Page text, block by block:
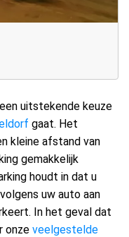
uitstekende keuze
gaat. Het
kleine afstand van
gemakkelijk
houdt in dat u
uw auto aan
In het geval dat
onze veelgestelde